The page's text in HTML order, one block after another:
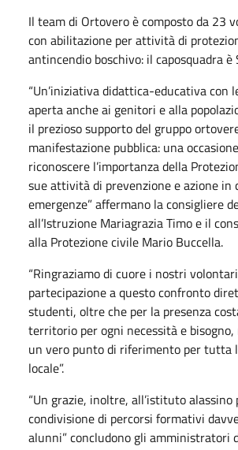
Il team di Ortovero è composto da 23
con abilitazione per attività di
antincendio boschivo: il caposquadra è
“Un’iniziativa didattica-educativa con
aperta anche ai genitori e alla
il prezioso supporto del gruppo
manifestazione pubblica: una
riconoscere l’importanza della
sue attività di prevenzione e azione in
emergenze” affermano la consigliere
all’Istruzione Mariagrazia Timo e il
alla Protezione civile Mario Buccella.
“Ringraziamo di cuore i nostri
partecipazione a questo confronto
studenti, oltre che per la presenza
territorio per ogni necessità e
un vero punto di riferimento per tutta
locale”.
“Un grazie, inoltre, all’istituto alassino
condivisione di percorsi formativi
alunni” concludono gli amministratori